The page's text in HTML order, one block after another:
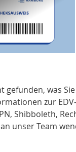
gefunden, was
zur
Shibboleth,
unser Team